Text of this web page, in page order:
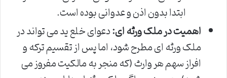
ابتدا بدون اذن و عدوانی بوده است.
اهمیت در ملک ورثه ای:دعوای خلع ید می تواند در
ملک ورثه ای مطرح شود، اما پس از تقسیم ترکه و
افراز سهم هر وارث (که منجر به مالکیت مفروز می